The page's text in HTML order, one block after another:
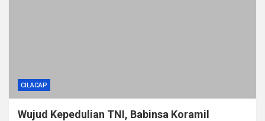
CILACAP
Wujud Kepedulian TNI, Babinsa Koramil